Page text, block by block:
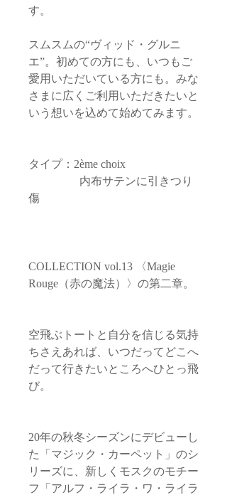
す。
スムスムの“ヴィッド・グルニ
エ”。初めての方にも、いつもご
愛用いただいている方にも。みな
さまに広くご利用いただきたいと
いう想いを込めて始めてみます。
タイプ：2ème choix
内布サテンに引きつり
傷
COLLECTION vol.13 〈Magie
Rouge（赤の魔法）〉の第二章。
空飛ぶトートと自分を信じる気持
ちさえあれば、いつだってどこへ
だって行きたいところへひとっ飛
び。
20年の秋冬シーズンにデビューし
た「マジック・カーペット」のシ
リーズに、新しくモスクのモチー
フ「アルフ・ライラ・ワ・ライラ